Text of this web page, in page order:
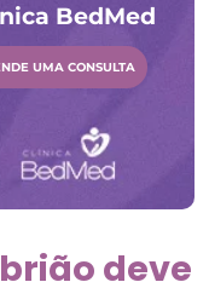
BedMed
UMA CONSULTA
deve